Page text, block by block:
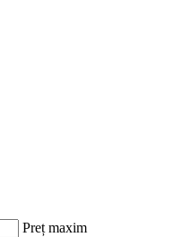
Preț maxim